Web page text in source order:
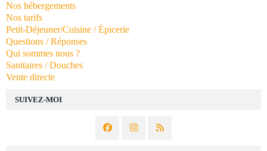
SUIVEZ-MOI
Nos hébergements
Nos tarifs
Petit-Déjeuner/Cuisine / Épicerie
Questions / Réponses
Qui sommes nous ?
Sanitaires / Douches
Vente directe